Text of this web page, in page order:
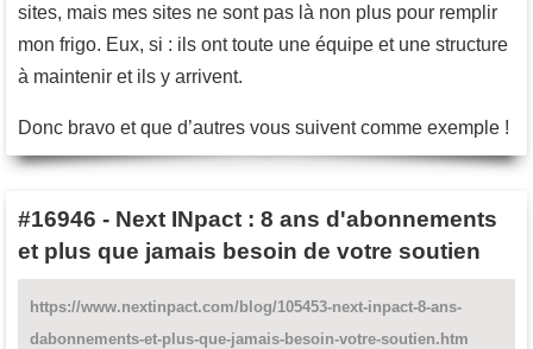
sites, mais mes sites ne sont pas là non plus pour remplir
mon frigo. Eux, si : ils ont toute une équipe et une structure
à maintenir et ils y arrivent.
Donc bravo et que d’autres vous suivent comme exemple !
#16946 - Next INpact : 8 ans d'abonnements
et plus que jamais besoin de votre soutien
https://www.nextinpact.com/blog/105453-next-inpact-8-ans-
dabonnements-et-plus-que-jamais-besoin-votre-soutien.htm